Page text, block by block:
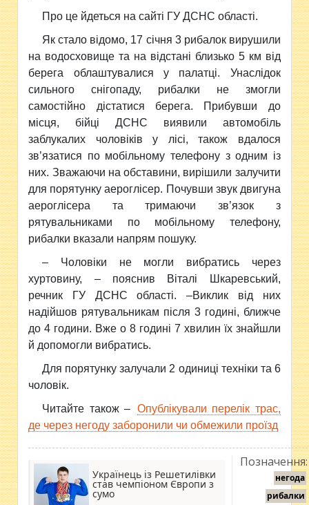
Про це йдеться на сайті ГУ ДСНС області.
Як стало відомо, 17 січня 3 рибалок вирушили
на водосховище та на відстані близько 5 км від
берега облаштувалися у палатці. Унаслідок
сильного снігопаду, рибалки не змогли
самостійно дістатися берега. Прибувши до
місця, бійці ДСНС виявили автомобіль
заблукалих чоловіків у лісі, також вдалося
зв’язатися по мобільному телефону з одним із
них. Зважаючи на обставини, вирішили залучити
для порятунку аероглісер. Почувши звук двигуна
аероглісера та тримаючи зв’язок з
рятувальниками по мобільному телефону,
рибалки вказали напрям пошуку.
– Чоловіки не могли вибратись через
хуртовину, – пояснив Віталі Шкаревський,
речник ГУ ДСНС області. –Виклик від них
надійшов рятувальникам після 3 годині, ближче
до 4 години. Вже о 8 годині 7 хвилин їх знайшли
й допомогли вибратись.
Для порятунку залучали 2 одиниці техніки та 6
чоловік.
Читайте також – Опублікували перелік трас,
де через негоду заборонили чи обмежили проїзд
Українець із Решетилівки
став чемпіоном Європи з
сумо
Позначення:
негода
рибалки